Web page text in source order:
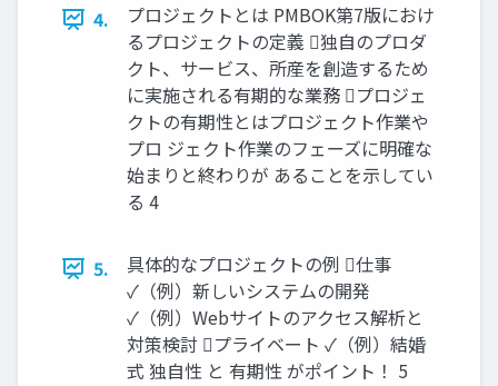
4.
プロジェクトとは PMBOK第7版におけ
るプロジェクトの定義 独自のプロダ
クト、サービス、所産を創造するため
に実施される有期的な業務 プロジェ
クトの有期性とはプロジェクト作業や
プロ ジェクト作業のフェーズに明確な
始まりと終わりが あることを示してい
る 4
5.
具体的なプロジェクトの例 仕事
✓（例）新しいシステムの開発
✓（例）Webサイトのアクセス解析と
対策検討 プライベート ✓（例）結婚
式 独自性 と 有期性 がポイント！ 5